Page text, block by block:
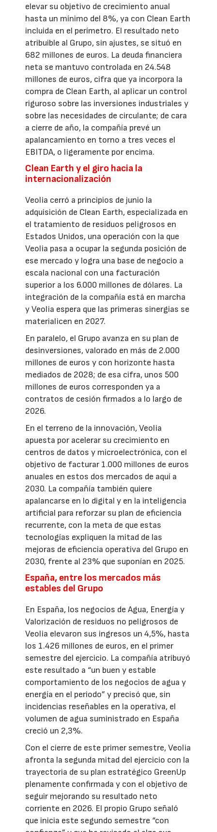
elevar su objetivo de crecimiento anual
hasta un mínimo del 8%, ya con Clean Earth
incluida en el perímetro. El resultado neto
atribuible al Grupo, sin ajustes, se situó en
682 millones de euros. La deuda financiera
neta se mantuvo controlada en 24.548
millones de euros, cifra que ya incorpora la
compra de Clean Earth, al aplicar un control
riguroso sobre las inversiones industriales y
sobre las necesidades de circulante; de cara
a cierre de año, la compañía prevé un
apalancamiento en torno a tres veces el
EBITDA, o ligeramente por encima.
Clean Earth y el giro hacia la
internacionalización
Veolia cerró a principios de junio la
adquisición de Clean Earth, especializada en
el tratamiento de residuos peligrosos en
Estados Unidos, una operación con la que
Veolia pasa a ocupar la segunda posición de
ese mercado y logra una base de negocio a
escala nacional con una facturación
superior a los 6.000 millones de dólares. La
integración de la compañía está en marcha
y Veolia espera que las primeras sinergias se
materialicen en 2027.
En paralelo, el Grupo avanza en su plan de
desinversiones, valorado en más de 2.000
millones de euros y con horizonte hasta
mediados de 2028; de esa cifra, unos 500
millones de euros corresponden ya a
contratos de cesión firmados a lo largo de
2026.
En el terreno de la innovación, Veolia
apuesta por acelerar su crecimiento en
centros de datos y microelectrónica, con el
objetivo de facturar 1.000 millones de euros
anuales en estos dos mercados de aquí a
2030. La compañía también quiere
apalancarse en lo digital y en la inteligencia
artificial para reforzar su plan de eficiencia
recurrente, con la meta de que estas
tecnologías expliquen la mitad de las
mejoras de eficiencia operativa del Grupo en
2030, frente al 23% que suponían en 2025.
España, entre los mercados más
estables del Grupo
En España, los negocios de Agua, Energía y
Valorización de residuos no peligrosos de
Veolia elevaron sus ingresos un 4,5%, hasta
los 1.426 millones de euros, en el primer
semestre del ejercicio. La compañía atribuyó
este resultado a “un buen y estable
comportamiento de los negocios de agua y
energía en el periodo” y precisó que, sin
incidencias reseñables en la operativa, el
volumen de agua suministrado en España
creció un 2,3%.
Con el cierre de este primer semestre, Veolia
afronta la segunda mitad del ejercicio con la
trayectoria de su plan estratégico GreenUp
plenamente confirmada y con el objetivo de
seguir mejorando su resultado neto
corriente en 2026. El propio Grupo señaló
que inicia este segundo semestre “con